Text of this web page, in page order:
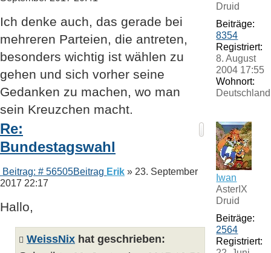
Ich denke auch, das gerade bei
mehreren Parteien, die antreten,
besonders wichtig ist wählen zu
gehen und sich vorher seine
Gedanken zu machen, wo man
sein Kreuzchen macht.
Druid
Beiträge:
8354
Registriert:
8. August
2004 17:55
Wohnort:
Deutschland
Re:
Bundestagswahl
Beitrag: # 56505Beitrag Erik » 23. September
2017 22:17
Hallo,
WeissNix hat geschrieben:
Iwan
AsterIX
Druid
Beiträge:
2564
Registriert: